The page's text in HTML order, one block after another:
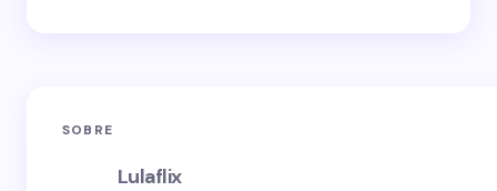
SOBRE
Lulaflix